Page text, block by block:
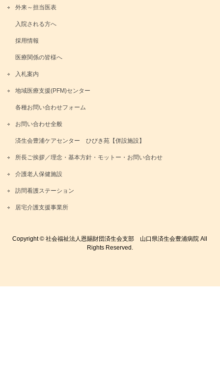
外来～担当医表
入院される方へ
採用情報
医療関係の皆様へ
入札案内
地域医療支援(PFM)センター
各種お問い合わせフォーム
お問い合わせ全般
済生会豊浦ケアセンター ひびき苑【併設施設】
所長ご挨拶／理念・基本方針・モットー・お問い合わせ
介護老人保健施設
訪問看護ステーション
居宅介護支援事業所
Copyright ©社会福祉法人恩賜財団済生会支部 山口県済生会豊浦病院 All
Rights Reserved.